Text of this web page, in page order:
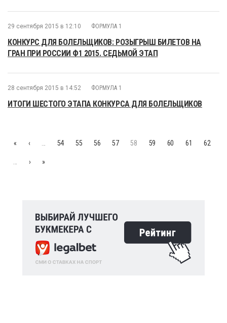
29 сентября 2015 в 12:10 ФОРМУЛА 1
КОНКУРС ДЛЯ БОЛЕЛЬЩИКОВ: РОЗЫГРЫШ БИЛЕТОВ НА
ГРАН ПРИ РОССИИ Ф1 2015. СЕДЬМОЙ ЭТАП
28 сентября 2015 в 14:52 ФОРМУЛА 1
ИТОГИ ШЕСТОГО ЭТАПА КОНКУРСА ДЛЯ БОЛЕЛЬЩИКОВ
« ‹ 54 55 56 57 58 59 60 61 62
› »